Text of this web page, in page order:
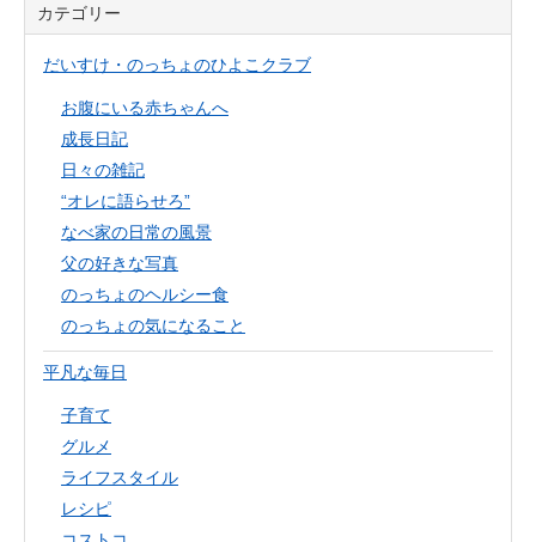
カテゴリー
だいすけ・のっちょのひよこクラブ
お腹にいる赤ちゃんへ
成長日記
日々の雑記
“オレに語らせろ”
なべ家の日常の風景
父の好きな写真
のっちょのヘルシー食
のっちょの気になること
平凡な毎日
子育て
グルメ
ライフスタイル
レシピ